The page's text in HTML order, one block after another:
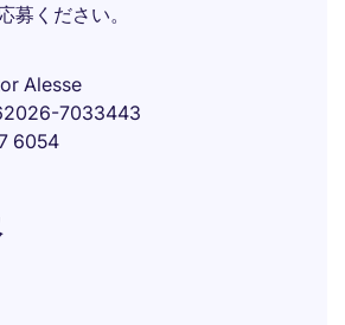
募ください。
Alesse
7033443
6054